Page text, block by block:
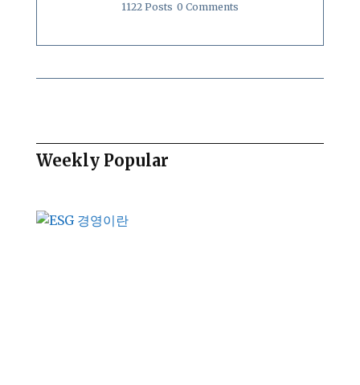
1122 Posts 0 Comments
Weekly Popular